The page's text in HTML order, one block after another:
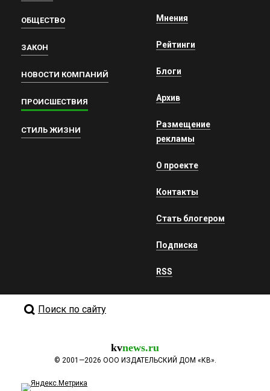
ОБЩЕСТВО
ЗАКОН
НОВОСТИ КОМПАНИЙ
ПРОИСШЕСТВИЯ
СТИЛЬ ЖИЗНИ
Мнения
Рейтинги
Блоги
Архив
Размещение
рекламы
О проекте
Контакты
Стать блогером
Подписка
RSS
Поиск по сайту
kvnews.ru
© 2001—2026 ООО ИЗДАТЕЛЬСКИЙ ДОМ «КВ».